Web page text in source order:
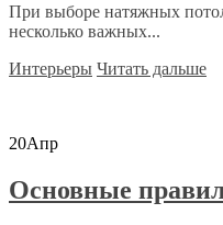
При выборе натяжных
несколько важных...
Интерьеры Читать дальше
20Апр
Основные